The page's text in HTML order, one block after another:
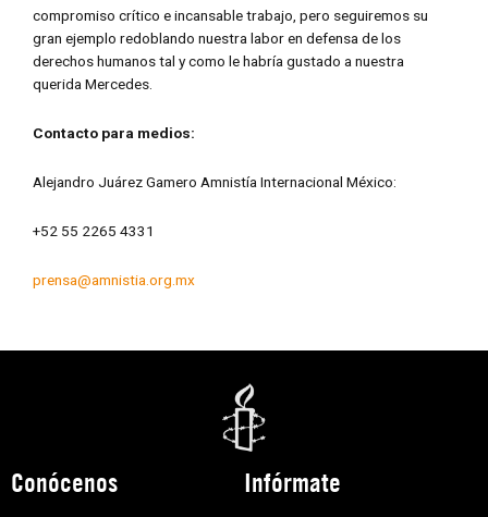
compromiso crítico e incansable trabajo, pero seguiremos su
gran ejemplo redoblando nuestra labor en defensa de los
derechos humanos tal y como le habría gustado a nuestra
querida Mercedes.
Contacto para medios:
Alejandro Juárez Gamero Amnistía Internacional México:
+52 55 2265 4331
prensa@amnistia.org.mx
Conócenos Infórmate